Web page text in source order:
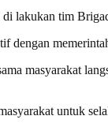
lakukan tim
dengan
masyarakat
untuk